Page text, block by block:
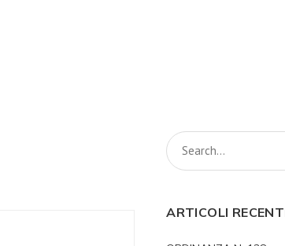
ARTICOLI